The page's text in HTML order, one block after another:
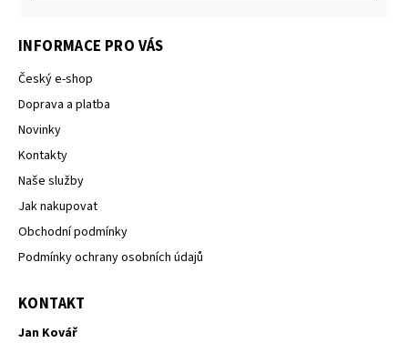
INFORMACE PRO VÁS
Český e-shop
Doprava a platba
Novinky
Kontakty
Naše služby
Jak nakupovat
Obchodní podmínky
Podmínky ochrany osobních údajů
KONTAKT
Jan Kovář